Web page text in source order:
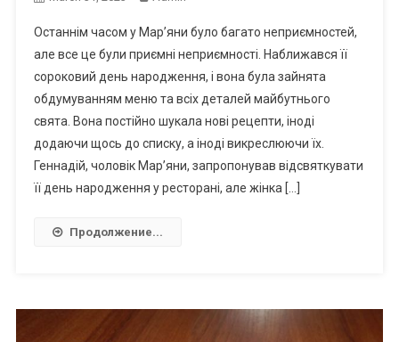
Останнім часом у Мар’яни було багато неприємностей,
але все це були приємні неприємності. Наближався її
сороковий день народження, і вона була зайнята
обдумуванням меню та всіх деталей майбутнього
свята. Вона постійно шукала нові рецепти, іноді
додаючи щось до списку, а іноді викреслюючи їх.
Геннадій, чоловік Мар’яни, запропонував відсвяткувати
її день народження у ресторані, але жінка […]
Продолжение...